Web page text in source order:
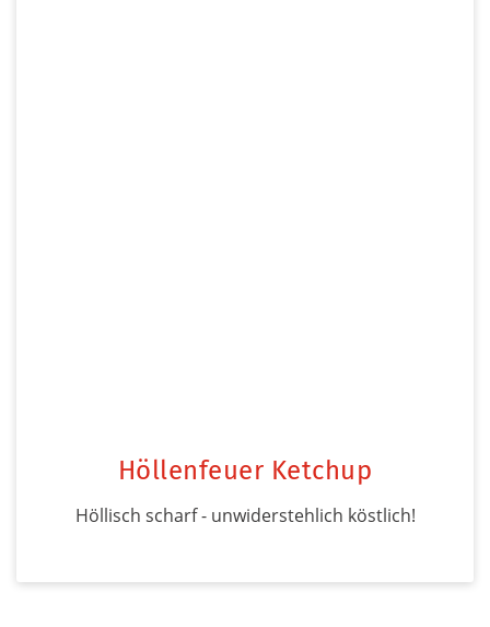
Höllenfeuer Ketchup
Höllisch scharf - unwiderstehlich köstlich!